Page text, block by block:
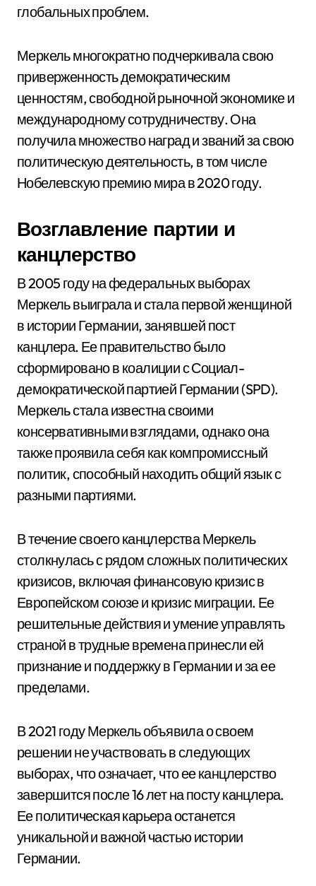
глобальных проблем.
Меркель многократно подчеркивала свою
приверженность демократическим
ценностям, свободной рыночной экономике и
международному сотрудничеству. Она
получила множество наград и званий за свою
политическую деятельность, в том числе
Нобелевскую премию мира в 2020 году.
Возглавление партии и
канцлерство
В 2005 году на федеральных выборах
Меркель выиграла и стала первой женщиной
в истории Германии, занявшей пост
канцлера. Ее правительство было
сформировано в коалиции с Социал-
демократической партией Германии (SPD).
Меркель стала известна своими
консервативными взглядами, однако она
также проявила себя как компромиссный
политик, способный находить общий язык с
разными партиями.
В течение своего канцлерства Меркель
столкнулась с рядом сложных политических
кризисов, включая финансовую кризис в
Европейском союзе и кризис миграции. Ее
решительные действия и умение управлять
страной в трудные времена принесли ей
признание и поддержку в Германии и за ее
пределами.
В 2021 году Меркель объявила о своем
решении не участвовать в следующих
выборах, что означает, что ее канцлерство
завершится после 16 лет на посту канцлера.
Ее политическая карьера останется
уникальной и важной частью истории
Германии.